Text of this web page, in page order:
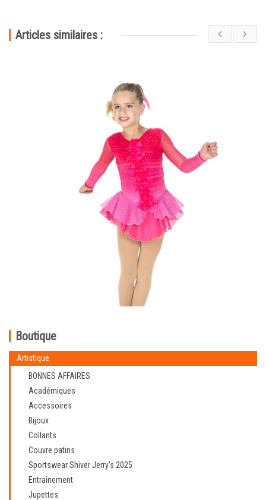
Articles similaires :
Boutique
Artistique
BONNES AFFAIRES
Académiques
Accessoires
Bijoux
Collants
Couvre patins
Sportswear Shiver Jerry's 2025
Entraînement
Jupettes